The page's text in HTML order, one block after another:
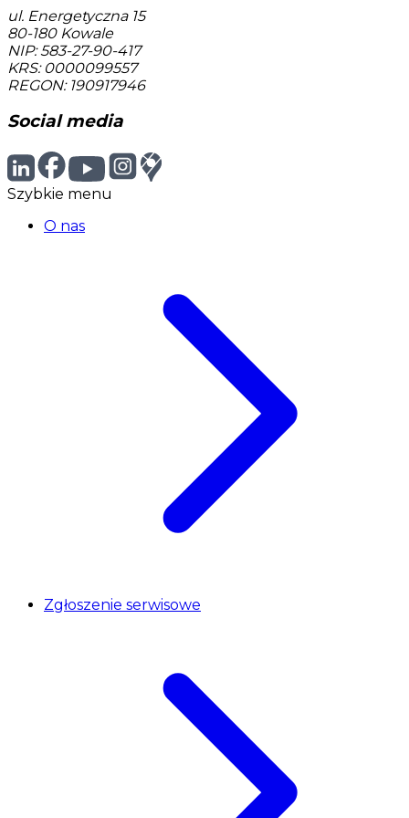
ul. Energetyczna 15
80-180 Kowale
NIP: 583-27-90-417
KRS: 0000099557
REGON: 190917946
Social media
Szybkie menu
O nas
Zgłoszenie serwisowe